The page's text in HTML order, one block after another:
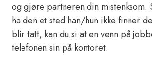
og gjøre partneren din mistenksom.
ha den et sted han/hun ikke finner
blir tatt, kan du si at en venn på
telefonen sin på kontoret.